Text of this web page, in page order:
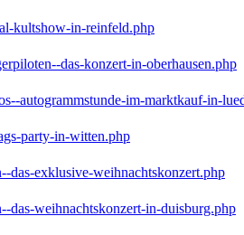
kultshow-in-reinfeld.php
das-konzert-in-oberhausen.php
autogrammstunde-im-marktkauf-in-
party-in-witten.php
das-exklusive-weihnachtskonzert.php
das-weihnachtskonzert-in-duisburg.php